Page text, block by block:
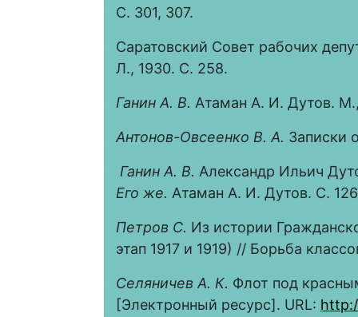
С. 301, 307.
Саратовский Совет рабочих
Л., 1930. С. 258.
Ганин А. В. Атаман А. И. Дутов.
Антонов-Овсеенко В. А. Записки
Ганин А. В. Александр Ильич
Его же. Атаман А. И. Дутов. С.
Петров С. Из истории
этап 1917 и 1919) // Борьба
Селяничев А. К. Флот под
[Электронный ресурс]. URL: